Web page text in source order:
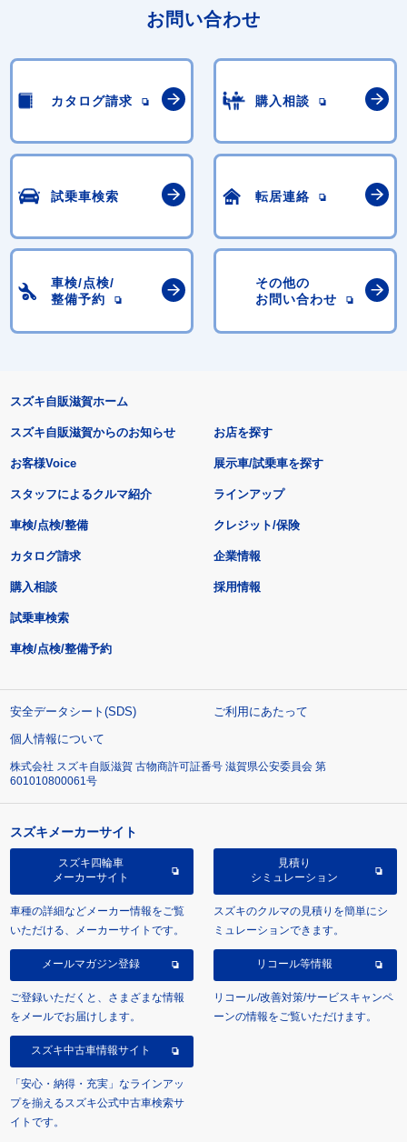
お問い合わせ
カタログ請求 購入相談
試乗車検索 転居連絡
車検/点検/
整備予約
その他の
お問い合わせ
スズキ自販滋賀ホーム
スズキ自販滋賀からのお知らせ
お客様Voice
スタッフによるクルマ紹介
お店を探す
展示車/試乗車を探す
ラインアップ
車検/点検/整備 クレジット/保険
カタログ請求
購入相談
試乗車検索
車検/点検/整備予約
企業情報
採用情報
安全データシート(SDS)
ご利用にあたって
個人情報について
株式会社 スズキ自販滋賀 古物商許可証番号 滋賀県公安委員会 第
601010800061号
スズキメーカーサイト
スズキ四輪車
メーカーサイト
車種の詳細などメーカー情報をご覧
いただける、メーカーサイトです。
見積り
シミュレーション
スズキのクルマの見積りを簡単にシ
ミュレーションできます。
メールマガジン登録
ご登録いただくと、さまざまな情報
をメールでお届けします。
リコール等情報
リコール/改善対策/サービスキャンペ
ーンの情報をご覧いただけます。
スズキ中古車情報サイト
「安心・納得・充実」なラインアッ
プを揃えるスズキ公式中古車検索サ
イトです。